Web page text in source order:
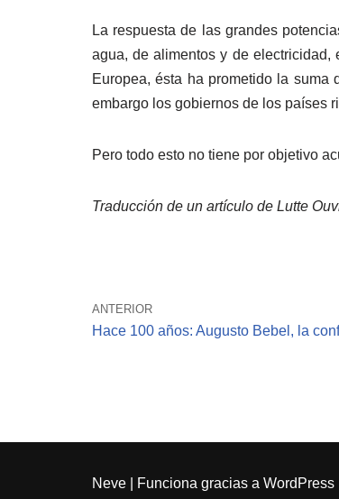
La respuesta de las grandes
agua, de alimentos y de
Europea, ésta ha prometido la suma
embargo los gobiernos de los países
Pero todo esto no tiene por objetivo
Traducción de un artículo de Lutte
ANTERIOR
Hace 100 años: Augusto Bebel, la
Neve | Funciona gracias a WordPress